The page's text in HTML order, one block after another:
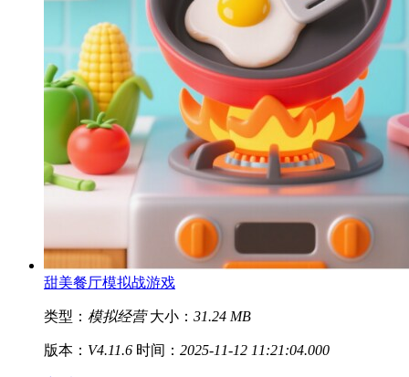
甜美餐厅模拟战游戏
类型： 模拟经营 大小： 31.24 MB
版本： V4.11.6 时间： 2025-11-12 11:21:04.000